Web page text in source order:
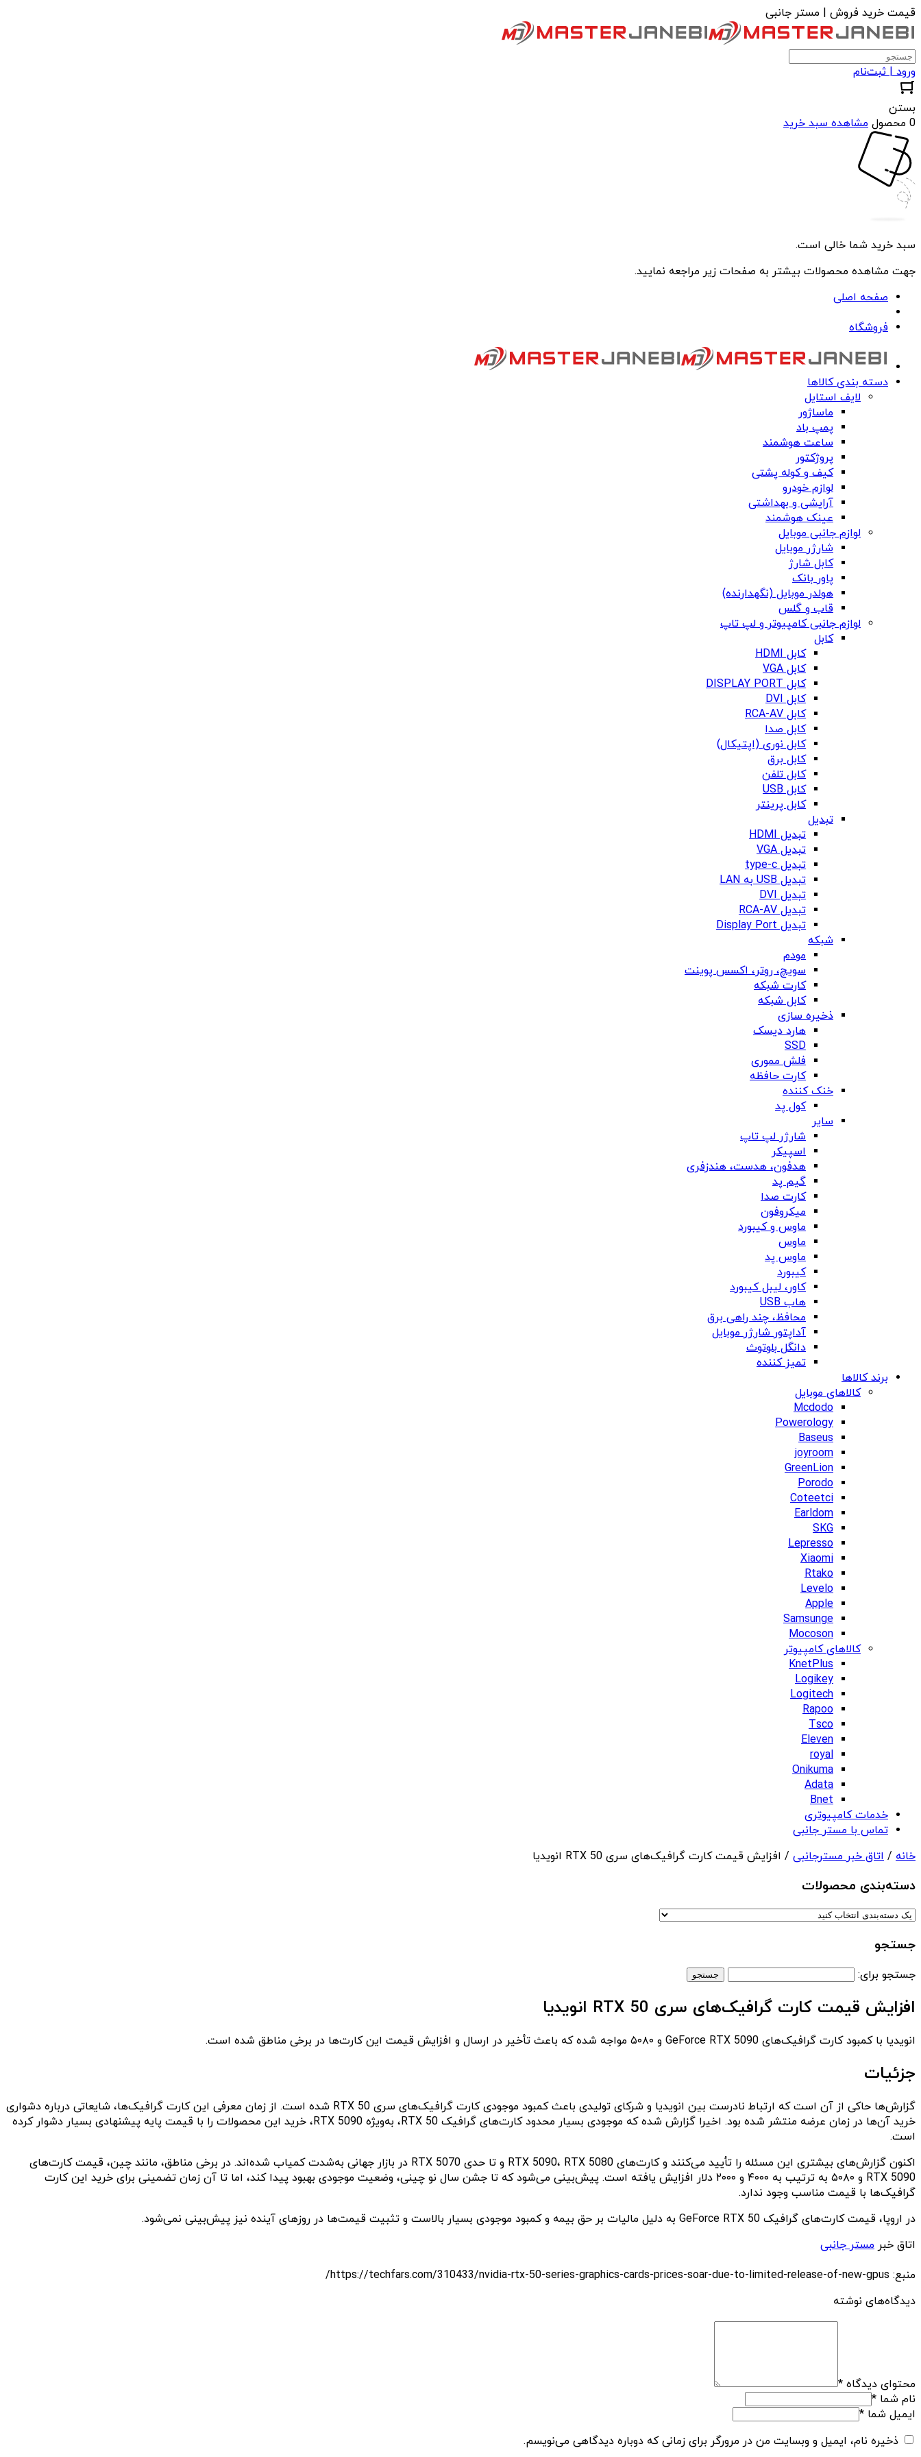
قیمت خرید فروش | مستر جانبی
ورود | ثبت‌نام
بستن
0 محصول
مشاهده سبد خرید
سبد خرید شما خالی است.
جهت مشاهده محصولات بیشتر به صفحات زیر مراجعه نمایید.
صفحه اصلی
فروشگاه
دسته بندی کالاها
لایف استایل
ماساژور
پمپ باد
ساعت هوشمند
پروژکتور
کیف و کوله پشتی
لوازم خودرو
آرایشی و بهداشتی
عینک هوشمند
لوازم جانبی موبایل
شارژر موبایل
کابل شارژ
پاور بانک
هولدر موبایل (نگهدارنده)
قاب و گلس
لوازم جانبی کامپیوتر و لپ تاپ
کابل
کابل HDMI
کابل VGA
کابل DISPLAY PORT
کابل DVI
کابل RCA-AV
کابل صدا
کابل نوری (اپتیکال)
کابل برق
کابل تلفن
کابل USB
کابل پرینتر
تبدیل
تبدیل HDMI
تبدیل VGA
تبدیل type-c
تبدیل USB به LAN
تبدیل DVI
تبدیل RCA-AV
تبدیل Display Port
شبکه
مودم
سویچ، روتر، اکسس پوینت
کارت شبکه
کابل شبکه
ذخیره سازی
هارد دیسک
SSD
فلش مموری
کارت حافظه
خنک کننده
کول پد
سایر
شارژر لپ تاپ
اسپیکر
هدفون، هدست، هندزفری
گیم پد
کارت صدا
میکروفون
ماوس و کیبورد
ماوس
ماوس پد
کیبورد
کاور، لیبل کیبورد
هاب USB
محافظ، چند راهی برق
آداپتور شارژر موبایل
دانگل بلوتوث
تمیز کننده
برند کالاها
کالاهای موبایل
Mcdodo
Powerology
Baseus
joyroom
GreenLion
Porodo
Coteetci
Earldom
SKG
Lepresso
Xiaomi
Rtako
Levelo
Apple
Samsunge
Mocoson
کالاهای کامپیوتر
KnetPlus
Logikey
Logitech
Rapoo
Tsco
Eleven
royal
Onikuma
Adata
Bnet
خدمات کامپیوتری
تماس با مستر جانبی
خانه / اتاق خبر مسترجانبی / افزایش قیمت کارت‌ گرافیک‌های سری RTX 50 انویدیا
دسته‌بندی‌ محصولات
جستجو
جستجو برای:
افزایش قیمت کارت‌ گرافیک‌های سری RTX 50 انویدیا
انویدیا با کمبود کارت گرافیک‌های GeForce RTX 5090 و ۵۰۸۰ مواجه شده که باعث تأخیر در ارسال و افزایش قیمت این کارت‌ها در برخی مناطق شده است.
جزئیات
گزارش‌ها حاکی از آن است که ارتباط نادرست بین انویدیا و شرکای تولیدی باعث کمبود موجودی کارت گرافیک‌های سری RTX 50 شده است. از زمان معرفی این کارت گرافیک‌ها، شایعاتی درباره دشواری
خرید آن‌ها در زمان عرضه منتشر شده بود. اخیرا گزارش شده که موجودی بسیار محدود کارت‌های گرافیک RTX 50، به‌ویژه RTX 5090، خرید این محصولات را با قیمت پایه پیشنهادی بسیار دشوار کرده
است.
اکنون گزارش‌های بیشتری این مسئله را تأیید می‌کنند و کارت‌های RTX 5090، RTX 5080 و تا حدی RTX 5070 در بازار جهانی به‌شدت کمیاب شده‌اند. در برخی مناطق، مانند چین، قیمت کارت‌های
RTX 5090 و ۵۰۸۰ به ترتیب به ۴۰۰۰ و ۲۰۰۰ دلار افزایش یافته است. پیش‌بینی می‌شود که تا جشن سال نو چینی، وضعیت موجودی بهبود پیدا کند، اما تا آن زمان تضمینی برای خرید این کارت
گرافیک‌ها با قیمت مناسب وجود ندارد.
در اروپا، قیمت کارت‌های گرافیک GeForce RTX 50 به دلیل مالیات بر حق بیمه و کمبود موجودی بسیار بالاست و تثبیت قیمت‌ها در روزهای آینده نیز پیش‌بینی نمی‌شود.
اتاق خبر مستر جانبی
منبع: https://techfars.com/310433/nvidia-rtx-50-series-graphics-cards-prices-soar-due-to-limited-release-of-new-gpus/
دیدگاه‌های نوشته
محتوای دیدگاه *
نام شما *
ایمیل شما *
ذخیره نام، ایمیل و وبسایت من در مرورگر برای زمانی که دوباره دیدگاهی می‌نویسم.